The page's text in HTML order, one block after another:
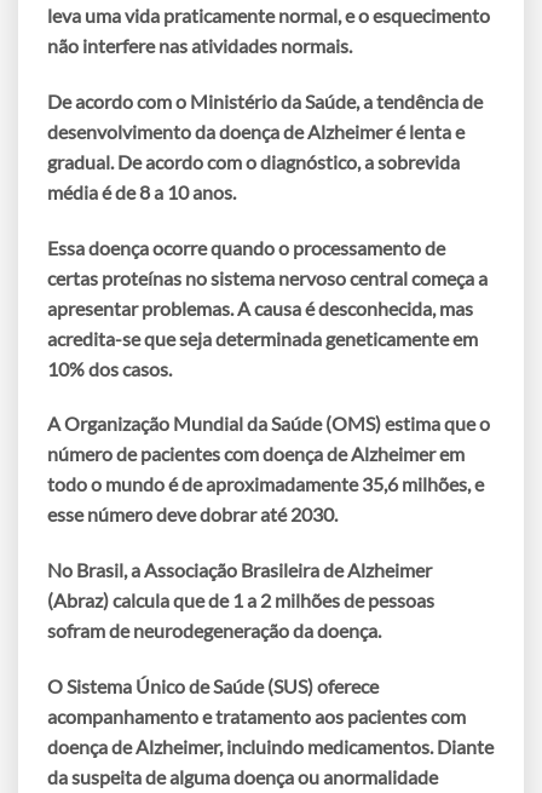
leva uma vida praticamente normal, e o esquecimento
não interfere nas atividades normais.
De acordo com o Ministério da Saúde, a tendência de
desenvolvimento dadoença de Alzheimer é lenta e
gradual. De acordo com o diagnóstico, a sobrevida
média é de 8 a 10 anos.
Essa doença ocorre quando o processamento de
certas proteínas no sistema nervoso central começa a
apresentar problemas. A causa é desconhecida, mas
acredita-se que seja determinada geneticamente em
10% dos casos.
AOrganização Mundial da Saúde (OMS)estima que o
número de pacientes com doença de Alzheimer em
todo o mundo é de aproximadamente 35,6 milhões, e
esse número deve dobrar até 2030.
No Brasil, a Associação Brasileira de Alzheimer
(Abraz) calcula que de 1 a 2 milhões de pessoas
sofram de neurodegeneração da doença.
O Sistema Único de Saúde (SUS) oferece
acompanhamento e tratamento aos pacientes com
doença de Alzheimer, incluindo medicamentos. Diante
da suspeita de alguma doença ou anormalidade